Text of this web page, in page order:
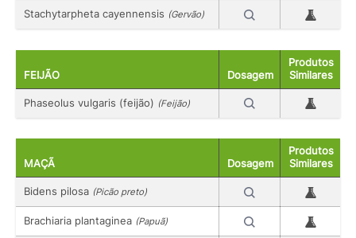
Stachytarpheta cayennensis (Gervão)
FEIJÃO Dosagem
Produtos
Similares
Phaseolus vulgaris (feijão) (Feijão)
MAÇÃ Dosagem
Produtos
Similares
Bidens pilosa (Picão preto)
Brachiaria plantaginea (Papuã)